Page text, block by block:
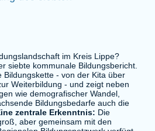
im Kreis Lippe?
siebte kommunale Bildungsbericht.
Bildungskette - von der Kita über
Weiterbildung - und zeigt neben
wie demografischer Wandel,
Bildungsbedarfe auch die
zentrale Erkenntnis: Die
aber gemeinsam mit den